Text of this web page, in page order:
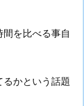
間を比べる事自
るかという話題